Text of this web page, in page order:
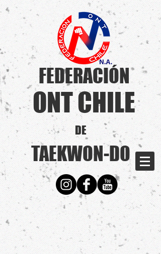
ONT CHILE
FEDERACIÓN
DE
TAEKWON-DO